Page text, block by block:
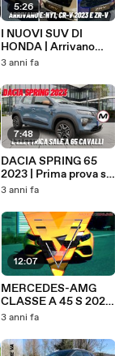
5:26
I NUOVI SUV DI
HONDA | Arrivano
CR-V 2023, ZR-V ed
3 anni fa
7:48
DACIA SPRING 65
2023 | Prima prova su
strada della versione
3 anni fa
12:07
MERCEDES-AMG
CLASSE A 45 S 2023
| Com'è & Come Va
3 anni fa